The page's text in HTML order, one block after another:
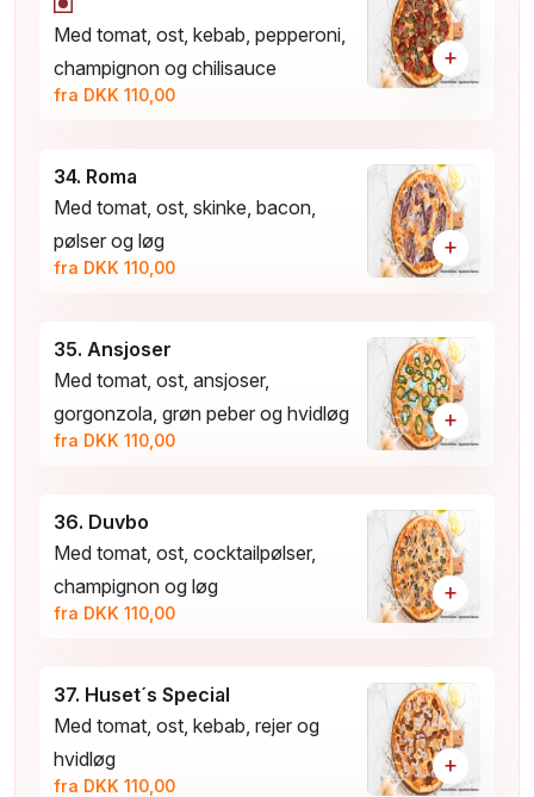
Med tomat, ost, kebab, pepperoni,
champignon og chilisauce
fra DKK 110,00
+
34. Roma
Med tomat, ost, skinke, bacon,
pølser og løg
fra DKK 110,00
+
35. Ansjoser
Med tomat, ost, ansjoser,
gorgonzola, grøn peber og hvidløg
fra DKK 110,00
+
36. Duvbo
Med tomat, ost, cocktailpølser,
champignon og løg
fra DKK 110,00
+
37. Huset´s Special
Med tomat, ost, kebab, rejer og
hvidløg
fra DKK 110,00
+